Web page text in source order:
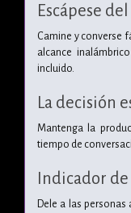
Escápese
Camine y converse
alcance
incluido.
La decisión
Mantenga la
tiempo de
Indicador
Dele a las